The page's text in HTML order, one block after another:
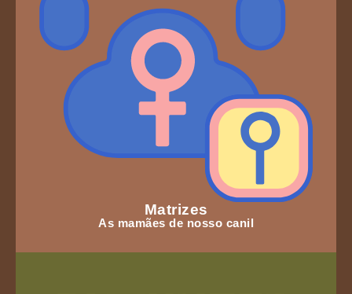
Matrizes
As mamães de nosso canil